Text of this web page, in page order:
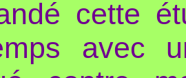
cette
avec